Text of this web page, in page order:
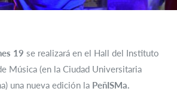
19 se realizará en el Hall del Instituto
Música (en la Ciudad Universitaria
una nueva edición la PeñISMa.